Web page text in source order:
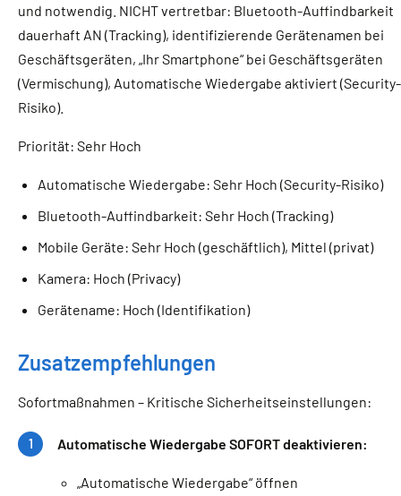
und notwendig. NICHT vertretbar: Bluetooth-Auffindbarkeit
dauerhaft AN (Tracking), identifizierende Gerätenamen bei
Geschäftsgeräten, „Ihr Smartphone“ bei Geschäftsgeräten
(Vermischung), Automatische Wiedergabe aktiviert (Security-
Risiko).
Priorität: Sehr Hoch
Automatische Wiedergabe: Sehr Hoch (Security-Risiko)
Bluetooth-Auffindbarkeit: Sehr Hoch (Tracking)
Mobile Geräte: Sehr Hoch (geschäftlich), Mittel (privat)
Kamera: Hoch (Privacy)
Gerätename: Hoch (Identifikation)
Zusatzempfehlungen
Sofortmaßnahmen – Kritische Sicherheitseinstellungen:
Automatische Wiedergabe SOFORT deaktivieren:
„Automatische Wiedergabe“ öffnen